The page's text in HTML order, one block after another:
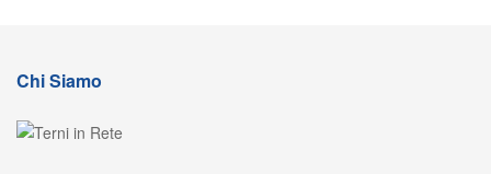
Chi Siamo